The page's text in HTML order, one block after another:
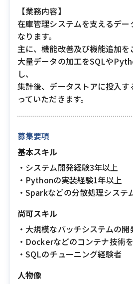
【業務内容】
在庫管理システムを支えるデー
なります。
主に、機能改善及び機能追加を
大量データの加工をSQLや
し、
集計後、データストアに投入
っていただきます。
募集要項
基本スキル
・システム開発経験3年以上
・Pythonの実装経験1年以上
・Sparkなどの分散処理システ
尚可スキル
・大規模なバッチシステムの開
・Dockerなどのコンテナ技術
・SQLのチューニング経験者
人物像